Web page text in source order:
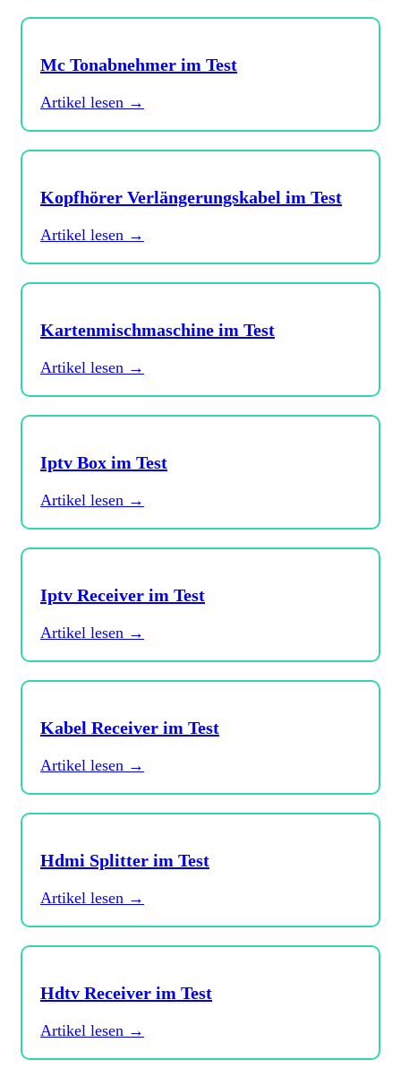
Mc Tonabnehmer im Test
Artikel lesen →
Kopfhörer Verlängerungskabel im Test
Artikel lesen →
Kartenmischmaschine im Test
Artikel lesen →
Iptv Box im Test
Artikel lesen →
Iptv Receiver im Test
Artikel lesen →
Kabel Receiver im Test
Artikel lesen →
Hdmi Splitter im Test
Artikel lesen →
Hdtv Receiver im Test
Artikel lesen →